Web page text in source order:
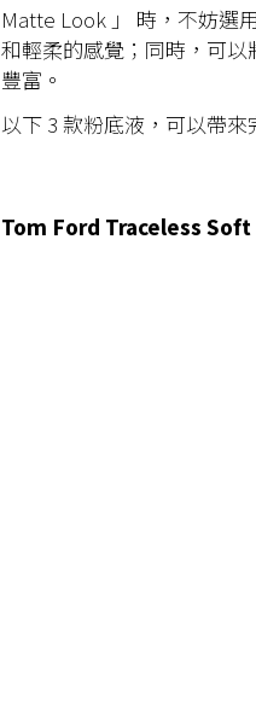
Matte Look 」 時，不妨選
和輕柔的感覺；同時，可
豐富。
以下 3 款粉底液，可以帶
Tom Ford Traceless